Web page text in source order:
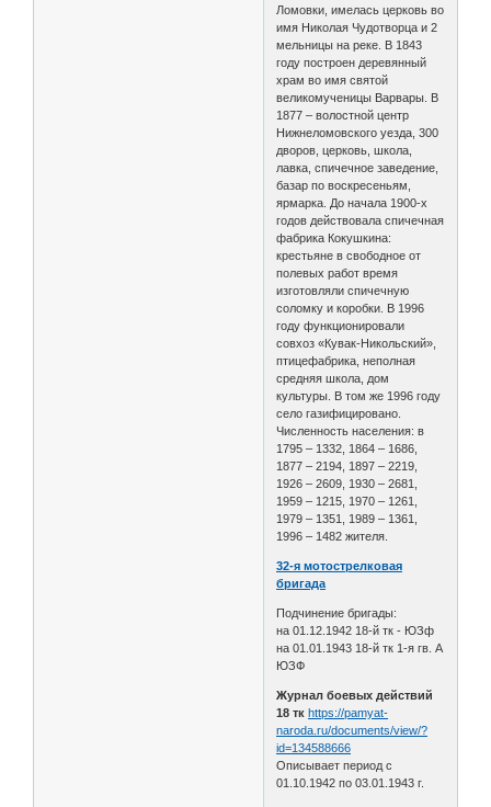
Ломовки, имелась церковь во
имя Николая Чудотворца и 2
мельницы на реке. В 1843
году построен деревянный
храм во имя святой
великомученицы Варвары. В
1877 – волостной центр
Нижнеломовского уезда, 300
дворов, церковь, школа,
лавка, спичечное заведение,
базар по воскресеньям,
ярмарка. До начала 1900-х
годов действовала спичечная
фабрика Кокушкина:
крестьяне в свободное от
полевых работ время
изготовляли спичечную
соломку и коробки. В 1996
году функционировали
совхоз «Кувак-Никольский»,
птицефабрика, неполная
средняя школа, дом
культуры. В том же 1996 году
село газифицировано.
Численность населения: в
1795 – 1332, 1864 – 1686,
1877 – 2194, 1897 – 2219,
1926 – 2609, 1930 – 2681,
1959 – 1215, 1970 – 1261,
1979 – 1351, 1989 – 1361,
1996 – 1482 жителя.
32-я мотострелковая
бригада
Подчинение бригады:
на 01.12.1942 18-й тк - ЮЗф
на 01.01.1943 18-й тк 1-я гв. А
ЮЗФ
Журнал боевых действий
18 тк https://pamyat-
naroda.ru/documents/view/?
id=134588666
Описывает период с
01.10.1942 по 03.01.1943 г.